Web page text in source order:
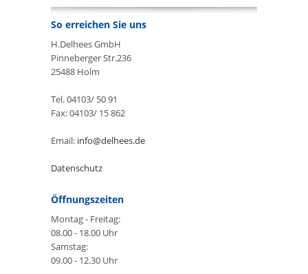
So erreichen Sie uns
H.Delhees GmbH
Pinneberger Str.236
25488 Holm
Tel. 04103/ 50 91
Fax: 04103/ 15 862
Email: info@delhees.de
Datenschutz
Öffnungszeiten
Montag - Freitag:
08.00 - 18.00 Uhr
Samstag:
09.00 - 12.30 Uhr